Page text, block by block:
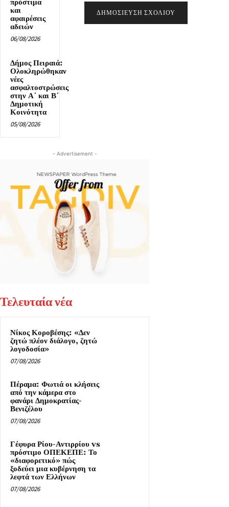
πρόστιμα
και
αφαιρέσεις
αδειών
06/08/2026
Δήμος Πειραιά:
Ολοκληρώθηκαν
νέες
ασφαλτοστρώσεις
στην Α΄ και Β΄
Δημοτική
Κοινότητα
05/08/2026
- Advertisement -
Τελευταία νέα
Νίκος Κοροβέσης: «Δεν
ζητώ πλέον διάλογο, ζητώ
λογοδοσία»
07/08/2026
Πέραμα: Φωτιά οι κλήσεις
από την κάμερα στο
φανάρι Δημοκρατίας-
Βενιζέλου
07/08/2026
Γέφυρα Ρίου-Αντιρρίου vs
πρόστιμο ΟΠΕΚΕΠΕ: Το
«διαφορετικό» πώς
ξοδεύει μια κυβέρνηση τα
λεφτά των Ελλήνων
07/08/2026